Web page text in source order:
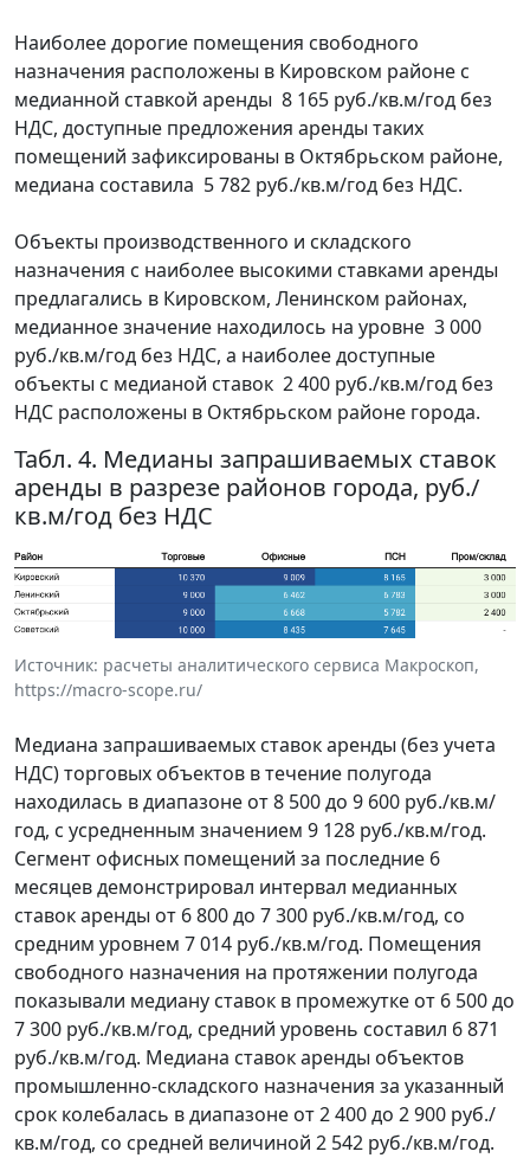
Наиболее дорогие помещения свободного
назначения расположены в Кировском районе с
медианной ставкой аренды 8 165 руб./кв.м/год без
НДС, доступные предложения аренды таких
помещений зафиксированы в Октябрьском районе,
медиана составила 5 782 руб./кв.м/год без НДС.
Объекты производственного и складского
назначения с наиболее высокими ставками аренды
предлагались в Кировском, Ленинском районах,
медианное значение находилось на уровне 3 000
руб./кв.м/год без НДС, а наиболее доступные
объекты с медианой ставок 2 400 руб./кв.м/год без
НДС расположены в Октябрьском районе города.
Табл. 4. Медианы запрашиваемых ставок
аренды в разрезе районов города, руб./
кв.м/год без НДС
Источник: расчеты аналитического сервиса Макроскоп,
https://macro-scope.ru/
Медиана запрашиваемых ставок аренды (без учета
НДС) торговых объектов в течение полугода
находилась в диапазоне от 8 500 до 9 600 руб./кв.м/
год, с усредненным значением 9 128 руб./кв.м/год.
Сегмент офисных помещений за последние 6
месяцев демонстрировал интервал медианных
ставок аренды от 6 800 до 7 300 руб./кв.м/год, со
средним уровнем 7 014 руб./кв.м/год. Помещения
свободного назначения на протяжении полугода
показывали медиану ставок в промежутке от 6 500 до
7 300 руб./кв.м/год, средний уровень составил 6 871
руб./кв.м/год. Медиана ставок аренды объектов
промышленно-складского назначения за указанный
срок колебалась в диапазоне от 2 400 до 2 900 руб./
кв.м/год, со средней величиной 2 542 руб./кв.м/год.